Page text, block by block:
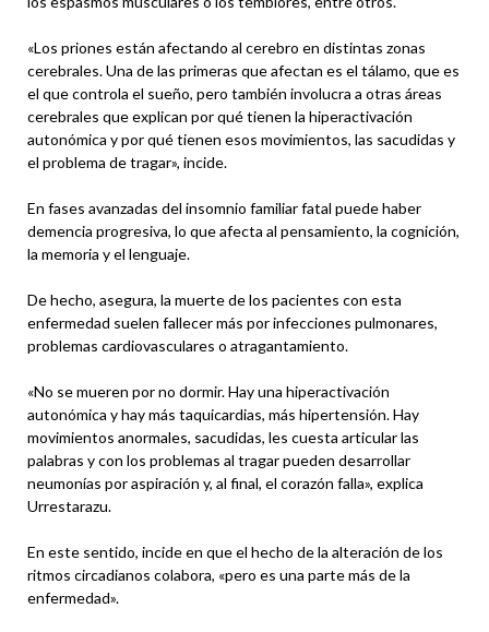
«Los priones están afectando al cerebro en distintas zonas
cerebrales. Una de las primeras que afectan es el tálamo, que es
el que controla el sueño, pero también involucra a otras áreas
cerebrales que explican por qué tienen la hiperactivación
autonómica y por qué tienen esos movimientos, las sacudidas y
el problema de tragar», incide.
En fases avanzadas del insomnio familiar fatal puede haber
demencia progresiva, lo que afecta al pensamiento, la cognición,
la memoria y el lenguaje.
De hecho, asegura, la muerte de los pacientes con esta
enfermedad suelen fallecer más por infecciones pulmonares,
problemas cardiovasculares o atragantamiento.
«No se mueren por no dormir. Hay una hiperactivación
autonómica y hay más taquicardias, más hipertensión. Hay
movimientos anormales, sacudidas, les cuesta articular las
palabras y con los problemas al tragar pueden desarrollar
neumonías por aspiración y, al final, el corazón falla», explica
Urrestarazu.
En este sentido, incide en que el hecho de la alteración de los
ritmos circadianos colabora, «pero es una parte más de la
enfermedad».